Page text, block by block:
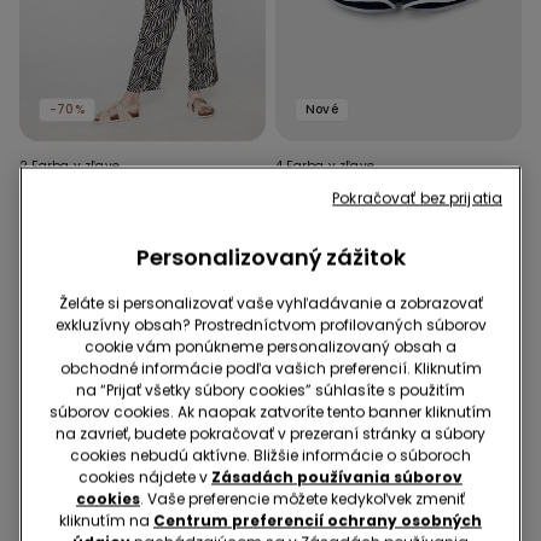
-70%
2 Farba v zľave
Nové
4 Farba v zľave
Dievčenské Šortky z
Bavlnenej Teplákoviny s
Personalizovaný zážitok
Želáte si personalizovať vaše vyhľadávanie a zobrazovať
exkluzívny obsah? Prostredníctvom profilovaných súborov
cookie vám ponúkneme personalizovaný obsah a
obchodné informácie podľa vašich preferencií. Kliknutím
na “Prijať všetky súbory cookies” súhlasíte s použitím
súborov cookies. Ak naopak zatvoríte tento banner kliknutím
na zavrieť, budete pokračovať v prezeraní stránky a súbory
cookies nebudú aktívne. Bližšie informácie o súboroch
cookies nájdete v Zásadách používania súborov
cookies. Vaše preferencie môžete kedykoľvek zmeniť
kliknutím na Centrum preferencií ochrany osobných
Pokračovať bez prijatia